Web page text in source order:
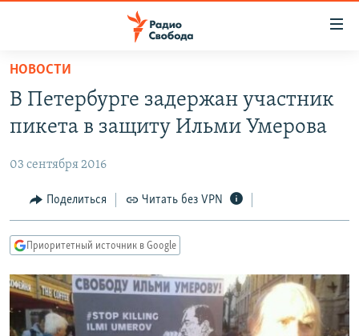
упрощенного
доступа
основному
Вернутся
главной
навигации
Вернутся
поиску
ПРОГРАММЫ
ПОДКАСТЫ
ЦИТАТЫ СВОБОДЫ
МНЕНИЯ
IDEL.РЕАЛИИ
КАВКАЗ.РЕАЛИИ
СЕВЕР.РЕАЛИИ
НОВОСТИ
В Петербурге задержан участник
пикета в защиту Ильми Умерова
03 сентября 2016
Поделиться Читать без VPN
Приоритетный источник в Google